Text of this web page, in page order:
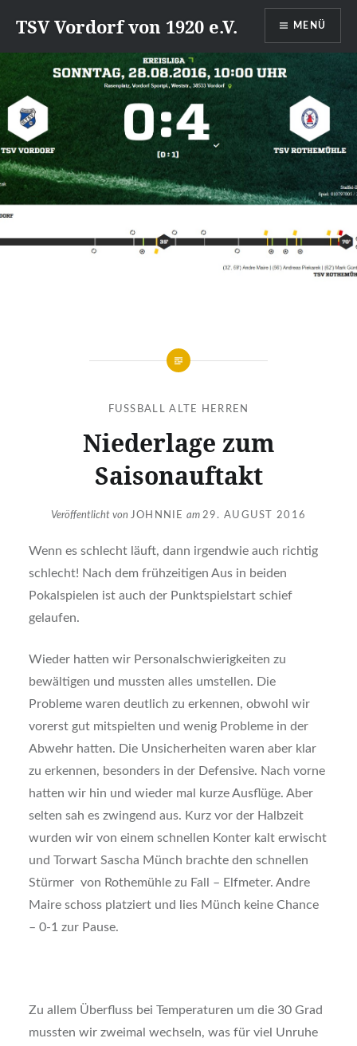
zumTSV Vordorf von 1920 e.V. MENÜ
FUSSBALL ALTE HERREN
Niederlage zum
Saisonauftakt
Veröffentlicht von JOHNNIE am 29. AUGUST 2016
Wenn es schlecht läuft, dann irgendwie auch richtig
schlecht! Nach dem frühzeitigen Aus in beiden
Pokalspielen ist auch der Punktspielstart schief
gelaufen.
Wieder hatten wir Personalschwierigkeiten zu
bewältigen und mussten alles umstellen. Die
Probleme waren deutlich zu erkennen, obwohl wir
vorerst gut mitspielten und wenig Probleme in der
Abwehr hatten. Die Unsicherheiten waren aber klar
zu erkennen, besonders in der Defensive. Nach vorne
hatten wir hin und wieder mal kurze Ausflüge. Aber
selten sah es zwingend aus. Kurz vor der Halbzeit
wurden wir von einem schnellen Konter kalt erwischt
und Torwart Sascha Münch brachte den schnellen
Stürmer von Rothemühle zu Fall – Elfmeter. Andre
Maire schoss platziert und lies Münch keine Chance
– 0-1 zur Pause.
Zu allem Überfluss bei Temperaturen um die 30 Grad
mussten wir zweimal wechseln, was für viel Unruhe